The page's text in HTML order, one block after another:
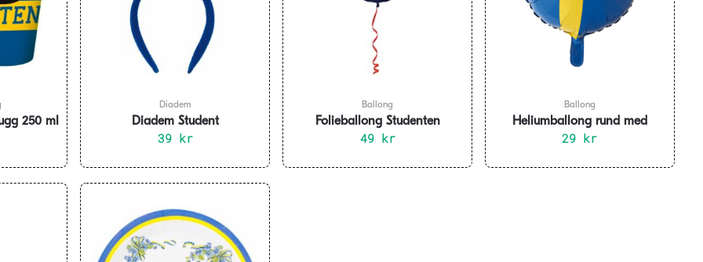
250 ml
Diadem
Diadem Student
39 kr
Ballong
Folieballong Studenten
champagneflaska 75 cm
49 kr
Ballong
Heliumballong rund med
svenska flaggan
29 kr